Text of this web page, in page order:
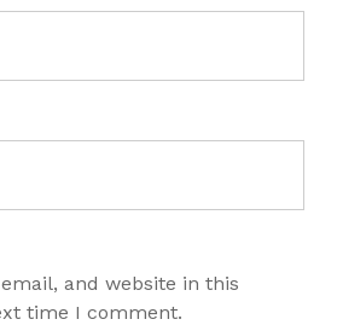
and website in this
time I comment.